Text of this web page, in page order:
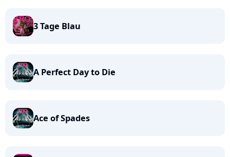
3 Tage Blau
A Perfect Day to Die
Ace of Spades